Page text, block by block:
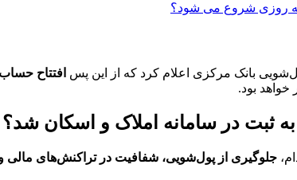
بانک مرکزی اعلام کرد که از این پس افتتاح
خواهد بود.
ثبت در سامانه املاک و اسکان شد؟
جلوگیری از پول‌شویی، شفافیت در تراکنش‌های مالی